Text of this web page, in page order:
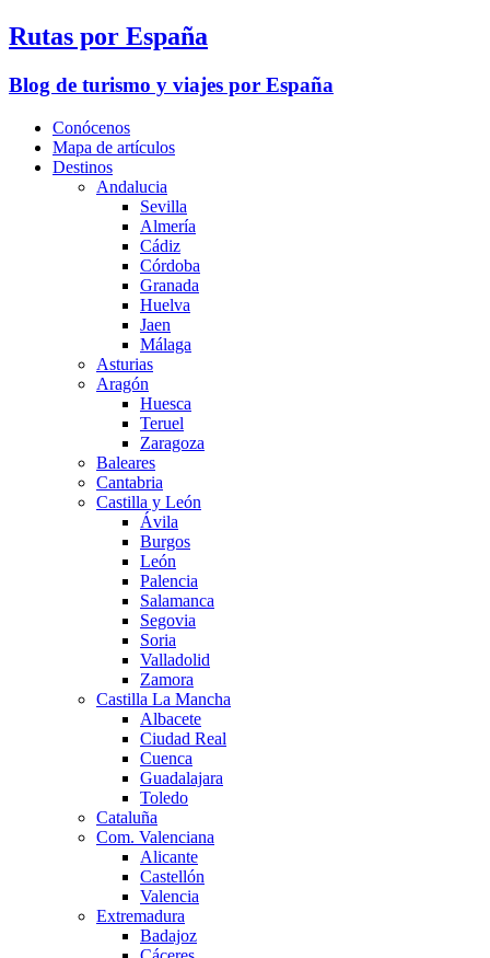
Rutas por España
Blog de turismo y viajes por España
Conócenos
Mapa de artículos
Destinos
Andalucia
Sevilla
Almería
Cádiz
Córdoba
Granada
Huelva
Jaen
Málaga
Asturias
Aragón
Huesca
Teruel
Zaragoza
Baleares
Cantabria
Castilla y León
Ávila
Burgos
León
Palencia
Salamanca
Segovia
Soria
Valladolid
Zamora
Castilla La Mancha
Albacete
Ciudad Real
Cuenca
Guadalajara
Toledo
Cataluña
Com. Valenciana
Alicante
Castellón
Valencia
Extremadura
Badajoz